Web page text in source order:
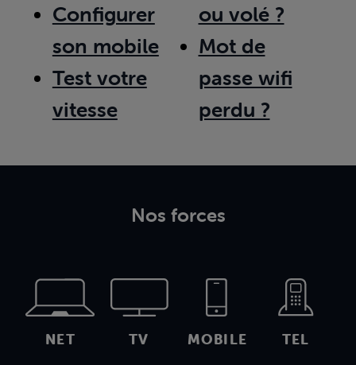
Configurer
son mobile
Test votre
vitesse
ou volé ?
Mot de
passe wifi
perdu ?
Nos forces
NET TV MOBILE TEL